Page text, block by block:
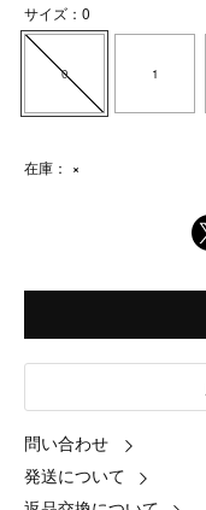
サイズ：0
0 1
在庫： ×
問い合わせ
発送について